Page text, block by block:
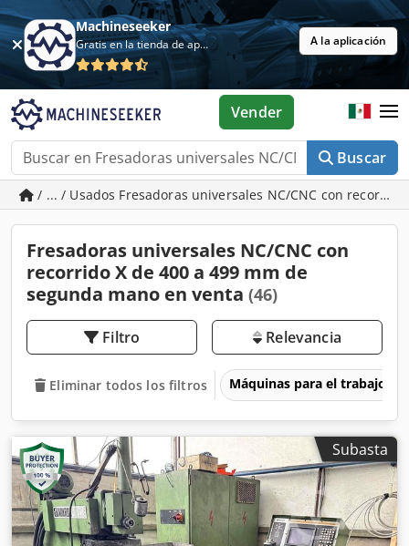
Machineseeker
Gratis en la tienda de aplicaciones A la aplicación
Buscar
Vender
/ ... / Usados Fresadoras universales NC/CNC con
Fresadoras universales NC/CNC con
recorrido X de 400 a 499 mm de
segunda mano en venta (46)
Filtro Relevancia
Eliminar todos los filtros Máquinas para el trabajo
Subasta